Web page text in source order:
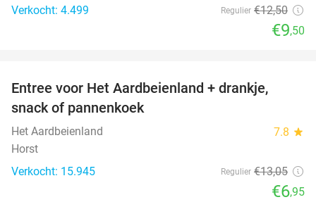
Verkocht: 4.499
Regulier €12,50
€9,50
Entree voor Het Aardbeienland + drankje,
snack of pannenkoek
Het Aardbeienland 7.8 star
Horst
Verkocht: 15.945
Regulier €13,05
€6,95